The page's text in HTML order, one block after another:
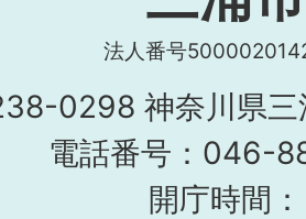
法人番号
0298 神奈川県三
電話番号：046-
開庁時間：